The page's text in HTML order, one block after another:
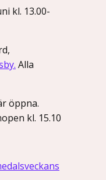
kl. 13.00-
Alla
öppna.
kl. 15.10